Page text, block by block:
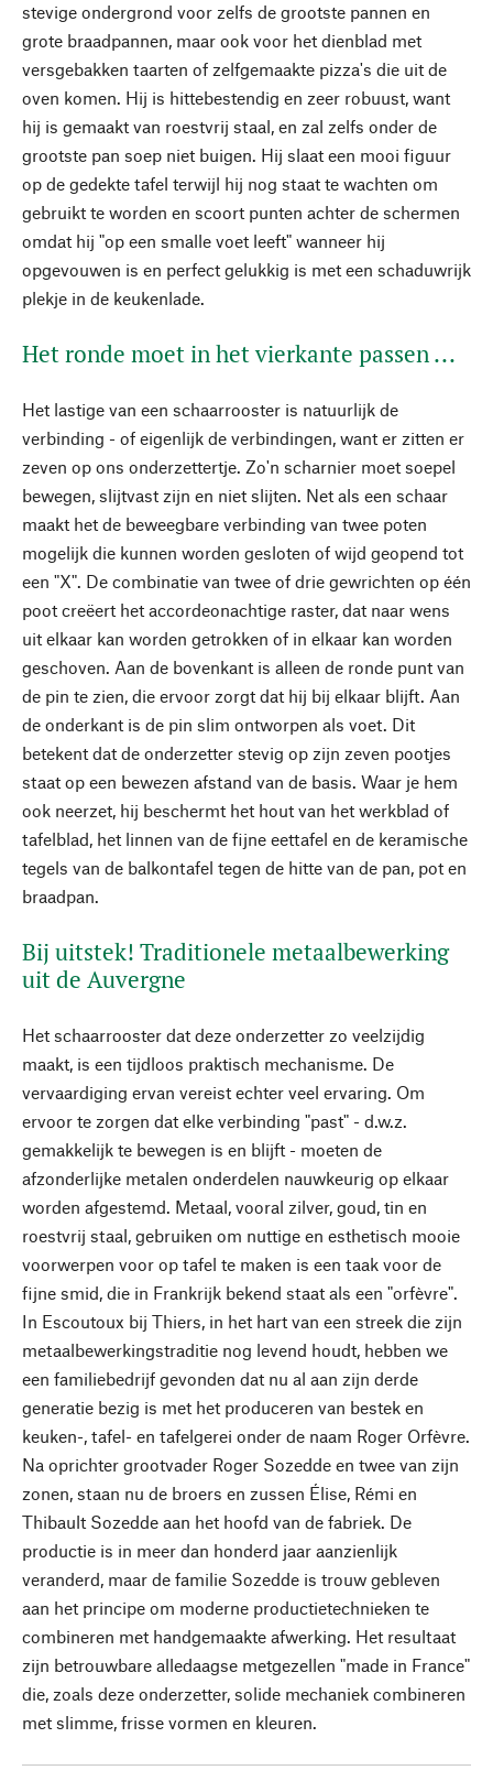
stevige ondergrond voor zelfs de grootste pannen en
grote braadpannen, maar ook voor het dienblad met
versgebakken taarten of zelfgemaakte pizza's die uit de
oven komen. Hij is hittebestendig en zeer robuust, want
hij is gemaakt van roestvrij staal, en zal zelfs onder de
grootste pan soep niet buigen. Hij slaat een mooi figuur
op de gedekte tafel terwijl hij nog staat te wachten om
gebruikt te worden en scoort punten achter de schermen
omdat hij "op een smalle voet leeft" wanneer hij
opgevouwen is en perfect gelukkig is met een schaduwrijk
plekje in de keukenlade.
Het ronde moet in het vierkante passen ...
Het lastige van een schaarrooster is natuurlijk de
verbinding - of eigenlijk de verbindingen, want er zitten er
zeven op ons onderzettertje. Zo'n scharnier moet soepel
bewegen, slijtvast zijn en niet slijten. Net als een schaar
maakt het de beweegbare verbinding van twee poten
mogelijk die kunnen worden gesloten of wijd geopend tot
een "X". De combinatie van twee of drie gewrichten op één
poot creëert het accordeonachtige raster, dat naar wens
uit elkaar kan worden getrokken of in elkaar kan worden
geschoven. Aan de bovenkant is alleen de ronde punt van
de pin te zien, die ervoor zorgt dat hij bij elkaar blijft. Aan
de onderkant is de pin slim ontworpen als voet. Dit
betekent dat de onderzetter stevig op zijn zeven pootjes
staat op een bewezen afstand van de basis. Waar je hem
ook neerzet, hij beschermt het hout van het werkblad of
tafelblad, het linnen van de fijne eettafel en de keramische
tegels van de balkontafel tegen de hitte van de pan, pot en
braadpan.
Bij uitstek! Traditionele metaalbewerking
uit de Auvergne
Het schaarrooster dat deze onderzetter zo veelzijdig
maakt, is een tijdloos praktisch mechanisme. De
vervaardiging ervan vereist echter veel ervaring. Om
ervoor te zorgen dat elke verbinding "past" - d.w.z.
gemakkelijk te bewegen is en blijft - moeten de
afzonderlijke metalen onderdelen nauwkeurig op elkaar
worden afgestemd. Metaal, vooral zilver, goud, tin en
roestvrij staal, gebruiken om nuttige en esthetisch mooie
voorwerpen voor op tafel te maken is een taak voor de
fijne smid, die in Frankrijk bekend staat als een "orfèvre".
In Escoutoux bij Thiers, in het hart van een streek die zijn
metaalbewerkingstraditie nog levend houdt, hebben we
een familiebedrijf gevonden dat nu al aan zijn derde
generatie bezig is met het produceren van bestek en
keuken-, tafel- en tafelgerei onder de naam Roger Orfèvre.
Na oprichter grootvader Roger Sozedde en twee van zijn
zonen, staan nu de broers en zussen Élise, Rémi en
Thibault Sozedde aan het hoofd van de fabriek. De
productie is in meer dan honderd jaar aanzienlijk
veranderd, maar de familie Sozedde is trouw gebleven
aan het principe om moderne productietechnieken te
combineren met handgemaakte afwerking. Het resultaat
zijn betrouwbare alledaagse metgezellen "made in France"
die, zoals deze onderzetter, solide mechaniek combineren
met slimme, frisse vormen en kleuren.